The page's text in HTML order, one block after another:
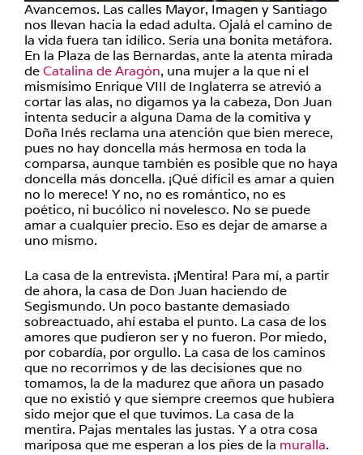
Avancemos. Las calles Mayor, Imagen y Santiago
nos llevan hacia la edad adulta. Ojalá el camino de
la vida fuera tan idílico. Sería una bonita metáfora.
En la Plaza de las Bernardas, ante la atenta mirada
de Catalina de Aragón, una mujer a la que ni el
mismísimo Enrique VIII de Inglaterra se atrevió a
cortar las alas, no digamos ya la cabeza, Don Juan
intenta seducir a alguna Dama de la comitiva y
Doña Inés reclama una atención que bien merece,
pues no hay doncella más hermosa en toda la
comparsa, aunque también es posible que no haya
doncella más doncella. ¡Qué difícil es amar a quien
no lo merece! Y no, no es romántico, no es
poético, ni bucólico ni novelesco. No se puede
amar a cualquier precio. Eso es dejar de amarse a
uno mismo.
La casa de la entrevista. ¡Mentira! Para mí, a partir
de ahora, la casa de Don Juan haciendo de
Segismundo. Un poco bastante demasiado
sobreactuado, ahí estaba el punto. La casa de los
amores que pudieron ser y no fueron. Por miedo,
por cobardía, por orgullo. La casa de los caminos
que no recorrimos y de las decisiones que no
tomamos, la de la madurez que añora un pasado
que no existió y que siempre creemos que hubiera
sido mejor que el que tuvimos. La casa de la
mentira. Pajas mentales las justas. Y a otra cosa
mariposa que me esperan a los pies de la muralla.